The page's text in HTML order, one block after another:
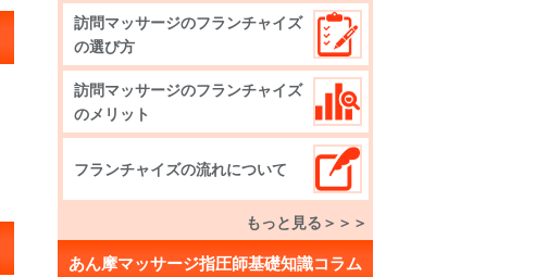
訪問マッサージのフランチャイズ
の選び方
訪問マッサージのフランチャイズ
のメリット
フランチャイズの流れについて
もっと見る＞＞＞
あん摩マッサージ指圧師基礎知識コラム